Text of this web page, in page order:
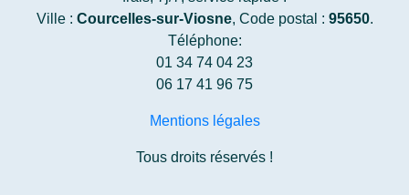
Ville : Courcelles-sur-Viosne, Code postal : 95650.
Téléphone:
01 34 74 04 23
06 17 41 96 75
Mentions légales
Tous droits réservés !